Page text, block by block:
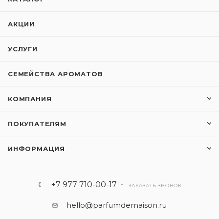
АКЦИИ
УСЛУГИ
СЕМЕЙСТВА АРОМАТОВ
КОМПАНИЯ
ПОКУПАТЕЛЯМ
ИНФОРМАЦИЯ
+7 977 710-00-17 ЗАКАЗАТЬ ЗВОНОК
hello@parfumdemaison.ru